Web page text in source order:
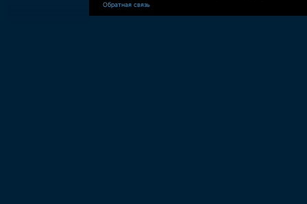
Обратная связь